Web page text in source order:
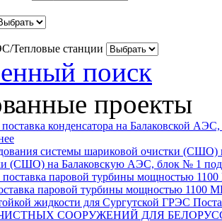
Тепловые станции
поиск
проекты
(СШО) на Балаковскую АЭС, блок № 1
паровой турбины мощностью 1100